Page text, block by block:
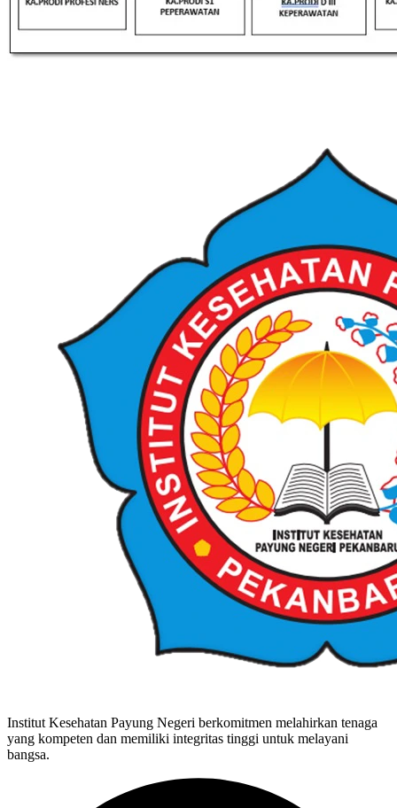
Institut Kesehatan Payung Negeri berkomitmen melahirkan tenaga
yang kompeten dan memiliki integritas tinggi untuk melayani
bangsa.